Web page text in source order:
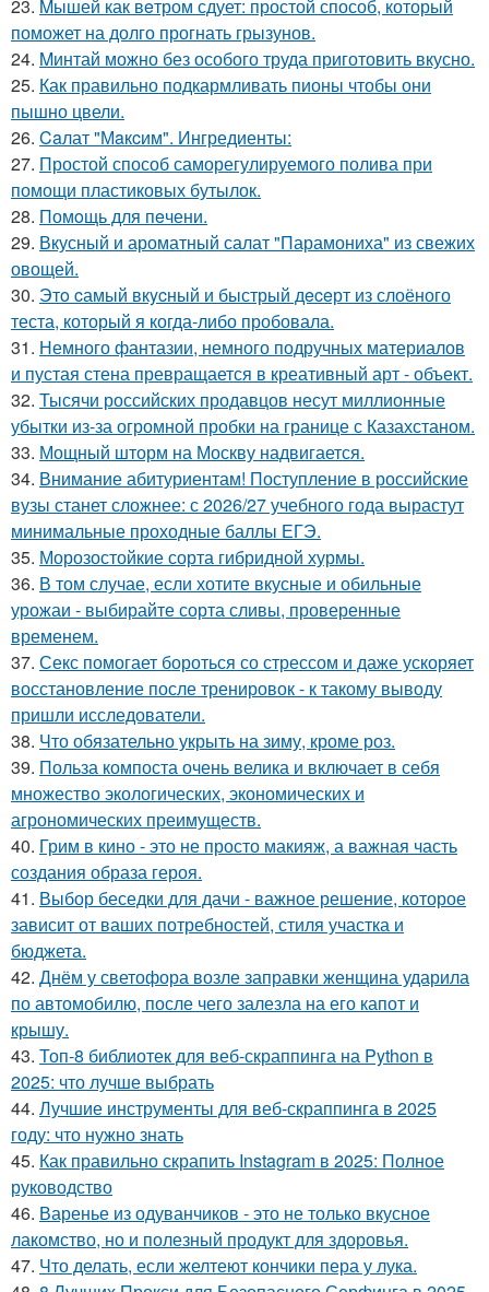
23. Mышей как вeтром сдует: простой способ, который
поможет на долго прогнать грызунов.
24. Mинтай можно без особого труда приготовить вкусно.
25. Как правильно подкармливать пионы чтобы они
пышно цвели.
26. Caлат "Мaкcим". Ингредиенты:
27. Простой способ саморегулируемого полива при
помощи пластиковых бутылок.
28. Помoщь для пeчени.
29. Вкусный и ароматный салат "Парамониха" из свежих
овощей.
30. Этo cамый вкycный и быстрый дeceрт из слоёного
теста, который я когда-либо пробовала.
31. Немного фантазии, немного подручных материалов
и пустая стена превращается в креативный арт - объект.
32. Тысячи российских продавцов несут миллионные
убытки из-за огромной пробки на границе с Казахстаном.
33. Мощный шторм на Москву надвигается.
34. Внимание абитуриентам! Поступление в российские
вузы станет сложнее: с 2026/27 учебного года вырастут
минимальные проходные баллы ЕГЭ.
35. Морозостойкие сорта гибридной хурмы.
36. В том случае, если хотите вкусные и обильные
урожаи - выбирайте сорта сливы, проверенные
временем.
37. Секс помогает бороться со стрессом и даже ускоряет
восстановление после тренировок - к такому выводу
пришли исследователи.
38. Что обязательно укрыть на зиму, кроме роз.
39. Польза компоста очень велика и включает в себя
множество экологических, экономических и
агрономических преимуществ.
40. Грим в кино - это не просто макияж, а важная часть
создания образа героя.
41. Выбор беседки для дачи - важное решение, которое
зависит от ваших потребностей, стиля участка и
бюджета.
42. Днём у светофора возле заправки женщина ударила
по автомобилю, после чего залезла на его капот и
крышу.
43. Топ-8 библиотек для веб-скраппинга на Python в
2025: что лучше выбрать
44. Лучшие инструменты для веб-скраппинга в 2025
году: что нужно знать
45. Как правильно скрапить Instagram в 2025: Полное
руководство
46. Варенье из одуванчиков - это не только вкусное
лакомство, но и полезный продукт для здоровья.
47. Что делать, если желтеют кончики пера у лука.